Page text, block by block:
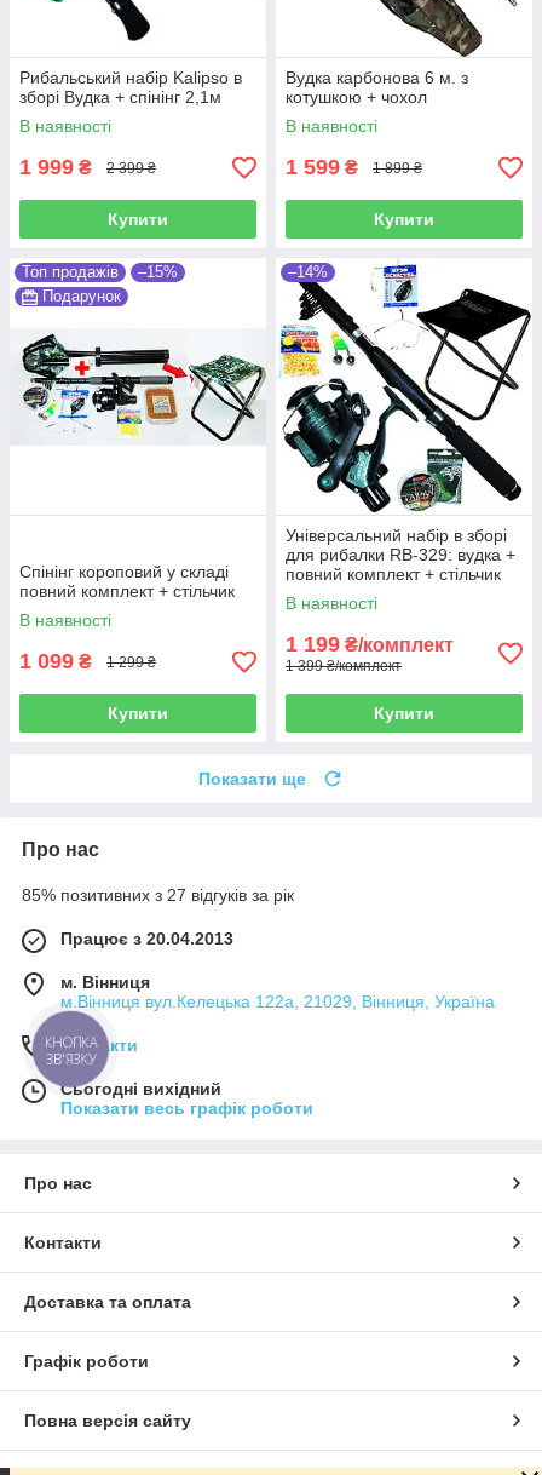
Рибальський набір Kalipso в
зборі Вудка + спінінг 2,1м
В наявності
1 999 ₴ 2 399 ₴
Купити
Вудка карбонова 6 м. з
котушкою + чохол
В наявності
1 599 ₴ 1 899 ₴
Купити
Топ продажів
–15%
Подарунок
Спінінг короповий у складі
повний комплект + стільчик
В наявності
1 099 ₴ 1 299 ₴
Купити
–14%
Універсальний набір в зборі
для рибалки RB-329: вудка +
повний комплект + стільчик
В наявності
1 199 ₴/комплект
1 399 ₴/комплект
Купити
Показати ще
Про нас
85% позитивних з 27 відгуків за рік
Працює з 20.04.2013
м. Вінниця
м.Вінниця вул.Келецька 122а, 21029, Вінниця, Україна
Контакти
Сьогодні вихідний
Показати весь графік роботи
Про нас
Контакти
Доставка та оплата
Графік роботи
Повна версія сайту
КНОПКА
ЗВ'ЯЗКУ